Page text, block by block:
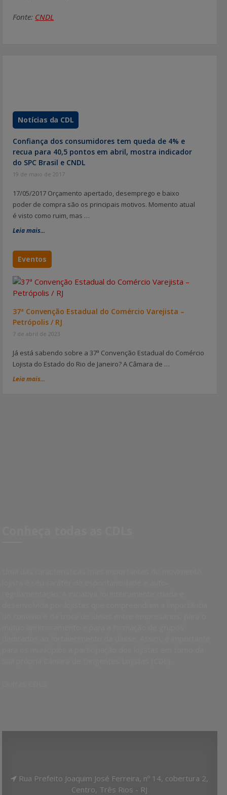
Fonte: CNDL
Notícias da CDL
Confiança dos consumidores tem queda de 4% e
recua para 40,5 pontos em abril, mostra indicador
do SPC Brasil e CNDL
19 de maio de 2017
17/05/2017 Orçamento apertado, desemprego e baixo
poder de compra são os principais motivos. Momento atual
é visto como ruim, mas …
Leia mais...
Eventos
37ª Convenção Estadual do Comércio Varejista –
Petrópolis / RJ
7 de abril de 2023
Já está sabendo sobre a 37ª Convenção Estadual do Comércio
Lojista do Estado do Rio de Janeiro? A Câmara de …
Leia mais...
Rua Prefeito Joaquim José Ferreira, nº 14, cobertura 2,
Centro, Três Rios - RJ